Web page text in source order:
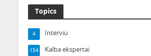
Topics
Interviu
4
Kalba ekspertai
154